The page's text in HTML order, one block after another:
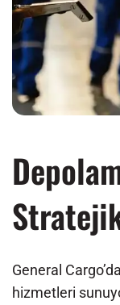
General
hizmetleri